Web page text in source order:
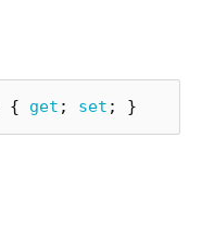
{ get ; set ; }